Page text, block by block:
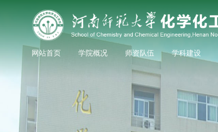
网站首页 学院概况 师资队伍 学科建设